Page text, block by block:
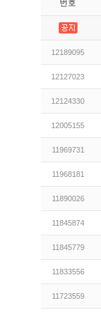
번호
12189095
12127023
12124330
12005155
11969731
11968181
11890026
11845874
11845779
11833556
11723559